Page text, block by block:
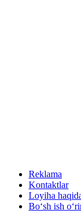
Reklama
Kontaktlar
Loyiha
Bo‘sh ish